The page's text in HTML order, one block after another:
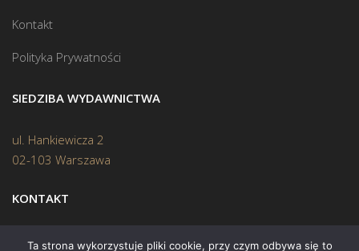
Kontakt
Polityka Prywatności
SIEDZIBA WYDAWNICTWA
ul. Hankiewicza 2
02-103 Warszawa
KONTAKT
Biuro: (22) 45 70 402
Ta strona wykorzystuje pliki cookie, przy czym odbywa się to